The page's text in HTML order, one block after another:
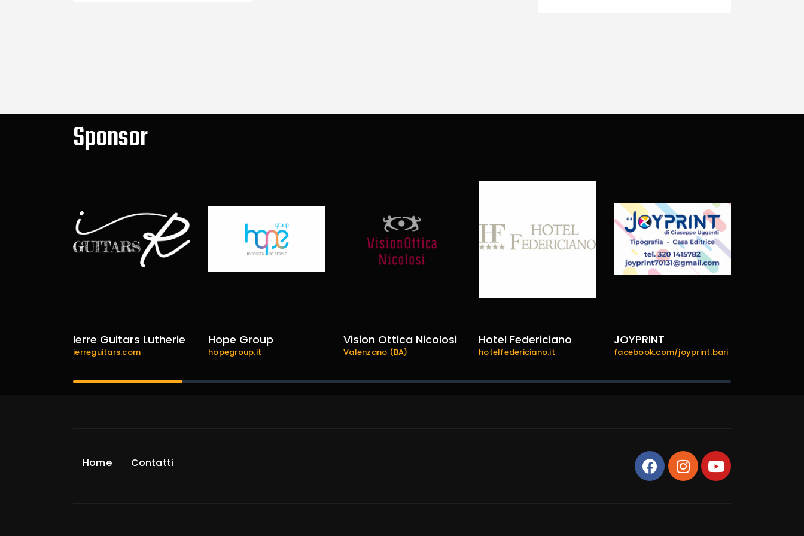
Sponsor
Ierre Guitars Lutherie
ierreguitars.com
Hope Group
hopegroup.it
Vision Ottica Nicolosi
Valenzano (BA)
Hotel Federiciano
hotelfedericiano.it
JOYPRINT
facebook.com/joyprint.bari
Home Contatti